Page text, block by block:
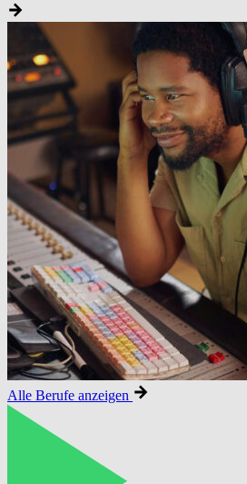
Alle Berufe anzeigen